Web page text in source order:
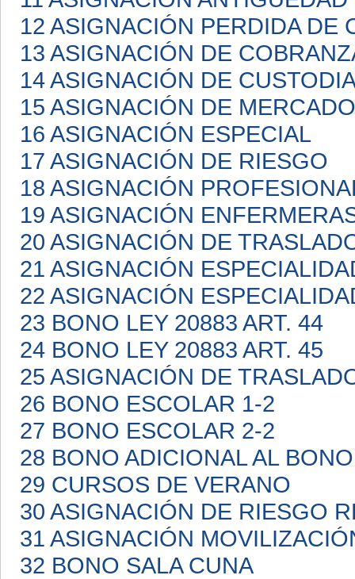
12 ASIGNACIÓN PERDIDA DE
13 ASIGNACIÓN DE
14 ASIGNACIÓN DE
15 ASIGNACIÓN DE MERCADO
16 ASIGNACIÓN ESPECIAL
17 ASIGNACIÓN DE RIESGO
18 ASIGNACIÓN
19 ASIGNACIÓN
20 ASIGNACIÓN DE
21 ASIGNACIÓN
22 ASIGNACIÓN
23 BONO LEY 20883 ART. 44
24 BONO LEY 20883 ART. 45
25 ASIGNACIÓN DE
26 BONO ESCOLAR 1-2
27 BONO ESCOLAR 2-2
28 BONO ADICIONAL AL
29 CURSOS DE VERANO
30 ASIGNACIÓN DE RIESGO
31 ASIGNACIÓN
32 BONO SALA CUNA